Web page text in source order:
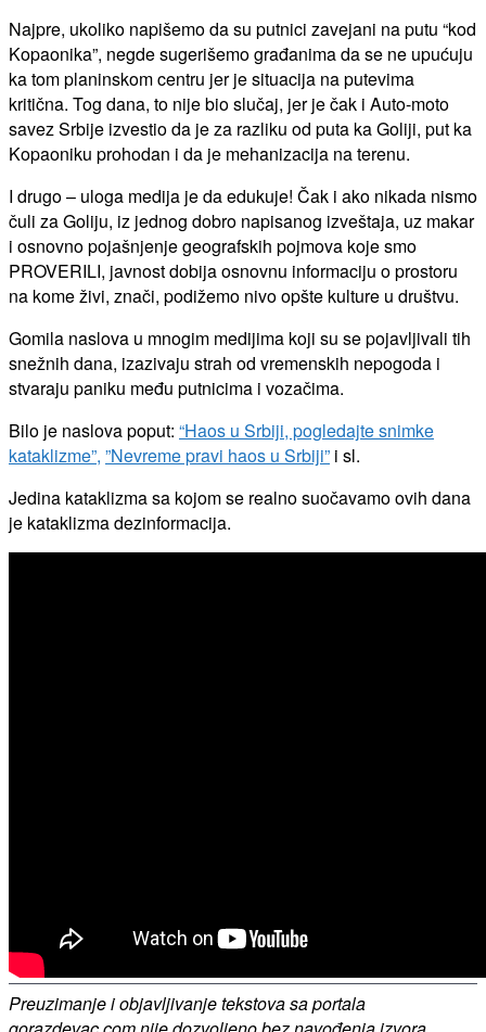
Najpre, ukoliko napišemo da su putnici zavejani na putu “kod
Kopaonika”, negde sugerišemo građanima da se ne upućuju
ka tom planinskom centru jer je situacija na putevima
kritična. Tog dana, to nije bio slučaj, jer je čak i Auto-moto
savez Srbije izvestio da je za razliku od puta ka Goliji, put ka
Kopaoniku prohodan i da je mehanizacija na terenu.
I drugo – uloga medija je da edukuje! Čak i ako nikada nismo
čuli za Goliju, iz jednog dobro napisanog izveštaja, uz makar
i osnovno pojašnjenje geografskih pojmova koje smo
PROVERILI, javnost dobija osnovnu informaciju o prostoru
na kome živi, znači, podižemo nivo opšte kulture u društvu.
Gomila naslova u mnogim medijima koji su se pojavljivali tih
snežnih dana, izazivaju strah od vremenskih nepogoda i
stvaraju paniku među putnicima i vozačima.
Bilo je naslova poput: “Haos u Srbiji, pogledajte snimke
kataklizme”, ”Nevreme pravi haos u Srbiji” i sl.
Jedina kataklizma sa kojom se realno suočavamo ovih dana
je kataklizma dezinformacija.
Preuzimanje i objavljivanje tekstova sa portala